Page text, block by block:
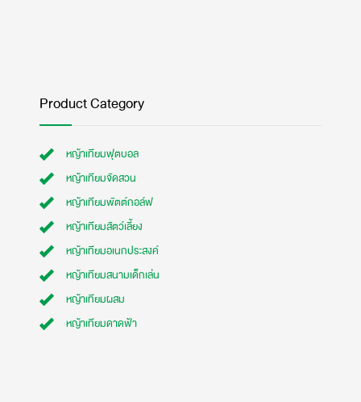
Product Category
หญ้าเทียมฟุตบอล
หญ้าเทียมจัดสวน
หญ้าเทียมพัตต์กอล์ฟ
หญ้าเทียมสัตว์เลี้ยง
หญ้าเทียมอเนกประสงค์
หญ้าเทียมสนามเด็กเล่น
หญ้าเทียมผสม
หญ้าเทียมดาดฟ้า